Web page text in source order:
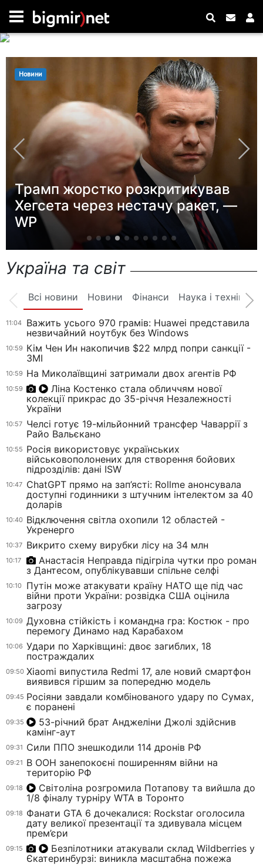
Новини
Погода в Україні 7 серпня: де
пройдуть грози, очікується град
і до +38 градусів
Україна та світ
Всі новини Новини Фінанси Наука і техніка
11:04
Важить усього 970 грамів: Huawei представила
незвичайний ноутбук без Windows
10:59 Кім Чен Ин накопичив $22 млрд попри санкції -
ЗМІ
10:59 На Миколаївщині затримали двох агентів РФ
10:59
Ліна Костенко стала обличчям нової
колекції прикрас до 35-річчя Незалежності
України
10:57 Челсі готує 19-мільйонний трансфер Чаваррії з
Райо Вальєкано
10:55 Росія використовує українських
військовополонених для створення бойових
підрозділів: дані ISW
10:47 ChatGPT прямо на зап’ясті: Rollme анонсувала
доступні годинники з штучним інтелектом за 40
доларів
10:40 Відключення світла охопили 12 областей -
Укренерго
10:37 Викрито схему вирубки лісу на 34 млн
10:17
Анастасія Неправда підігріла чутки про роман
з Дантесом, опублікувавши спільне селфі
10:10
Путін може атакувати країну НАТО ще під час
війни проти України: розвідка США оцінила
загрозу
10:09 Духовна стійкість і командна гра: Костюк - про
перемогу Динамо над Карабахом
10:06 Удари по Харківщині: двоє загиблих, 18
постраждалих
09:50 Xiaomi випустила Redmi 17, але новий смартфон
виявився гіршим за попередню модель
09:45 Росіяни завдали комбінованого удару по Сумах,
є поранені
09:35
53-річний брат Анджеліни Джолі здійснив
камінг-аут
09:31 Сили ППО знешкодили 114 дронів РФ
09:21 В ООН занепокоєні поширенням війни на
територію РФ
09:18
Світоліна розгромила Потапову та вийшла до
1/8 фіналу турніру WTA в Торонто
09:18 Фанати GTA 6 дочекалися: Rockstar оголосила
дату великої презентації та здивувала місцем
прем’єри
09:15
Безпілотники атакували склад Wildberries у
Єкатеринбурзі: виникла масштабна пожежа